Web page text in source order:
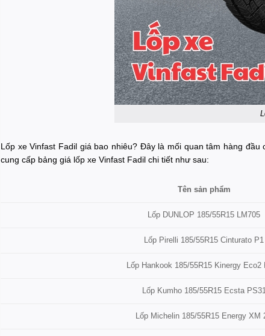
Lốp xe Vinfast Fadil giá bao nhiêu? Đây là mối quan tâm hàng
cung cấp bảng giá lốp xe Vinfast Fadil chi tiết như sau:
Tên sản phẩm
Lốp DUNLOP 185/55R15 LM705
Lốp Pirelli 185/55R15 Cinturato P1
Lốp Hankook 185/55R15 Kinergy Eco2
Lốp Kumho 185/55R15 Ecsta PS31
Lốp Michelin 185/55R15 Energy XM